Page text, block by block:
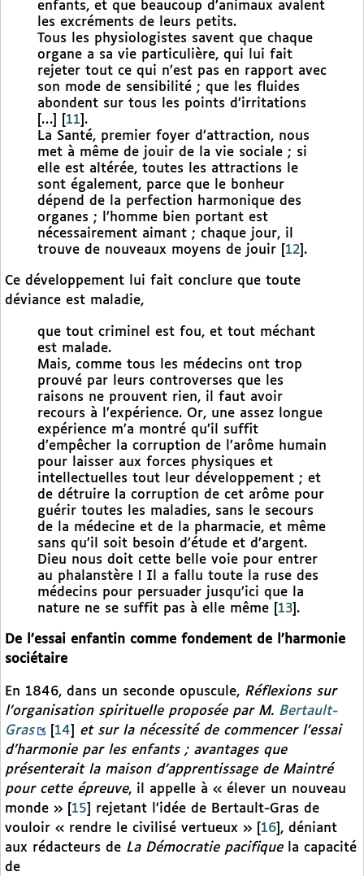
enfants, et que beaucoup d’animaux avalent
les excréments de leurs petits.
Tous les physiologistes savent que chaque
organe a sa vie particulière, qui lui fait
rejeter tout ce qui n’est pas en rapport avec
son mode de sensibilité ; que les fluides
abondent sur tous les points d’irritations
[…]
11 .
La Santé, premier foyer d’attraction, nous
met à même de jouir de la vie sociale ; si
elle est altérée, toutes les attractions le
sont également, parce que le bonheur
dépend de la perfection harmonique des
organes ; l’homme bien portant est
nécessairement aimant ; chaque jour, il
trouve de nouveaux moyens de jouir
12 .
Ce développement lui fait conclure que toute
déviance est maladie,
que tout criminel est fou, et tout méchant
est malade.
Mais, comme tous les médecins ont trop
prouvé par leurs controverses que les
raisons ne prouvent rien, il faut avoir
recours à l’expérience. Or, une assez longue
expérience m’a montré qu’il suffit
d’empêcher la corruption de l’arôme humain
pour laisser aux forces physiques et
intellectuelles tout leur développement ; et
de détruire la corruption de cet arôme pour
guérir toutes les maladies, sans le secours
de la médecine et de la pharmacie, et même
sans qu’il soit besoin d’étude et d’argent.
Dieu nous doit cette belle voie pour entrer
au phalanstère ! Il a fallu toute la ruse des
médecins pour persuader jusqu’ici que la
nature ne se suffit pas à elle même
13 .
De l’essai enfantin comme fondement de l’harmonie
sociétaire
En 1846, dans un seconde opuscule, Réflexions sur
l’organisation spirituelle proposée par M. Bertault-
Gras
14
et sur la nécessité de commencer l’essai
d’harmonie par les enfants ; avantages que
présenterait la maison d’apprentissage de Maintré
pour cette épreuve, il appelle à « élever un nouveau
monde »
15
rejetant l’idée de Bertault-Gras de
vouloir « rendre le civilisé vertueux »
16 , déniant
aux rédacteurs de La Démocratie pacifiquela capacité
de